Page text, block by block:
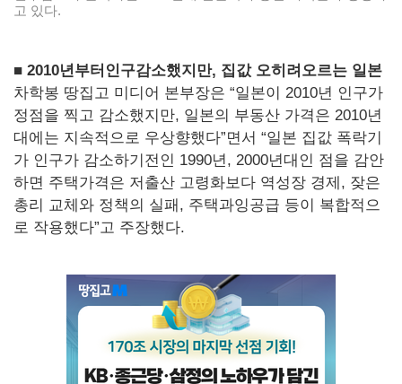
고 있다.
■ 2010년부터 인구감소했지만, 집값오히려 오르는 일본
차학봉 땅집고 미디어 본부장은 “일본이 2010년 인구가
정점을 찍고 감소했지만, 일본의 부동산 가격은 2010년
대에는 지속적으로 우상향했다”면서 “일본 집값 폭락기
가 인구가 감소하기전인 1990년, 2000년대인 점을 감안
하면 주택가격은 저출산 고령화보다 역성장 경제, 잦은
총리 교체와 정책의 실패, 주택과잉공급 등이 복합적으
로 작용했다”고 주장했다.